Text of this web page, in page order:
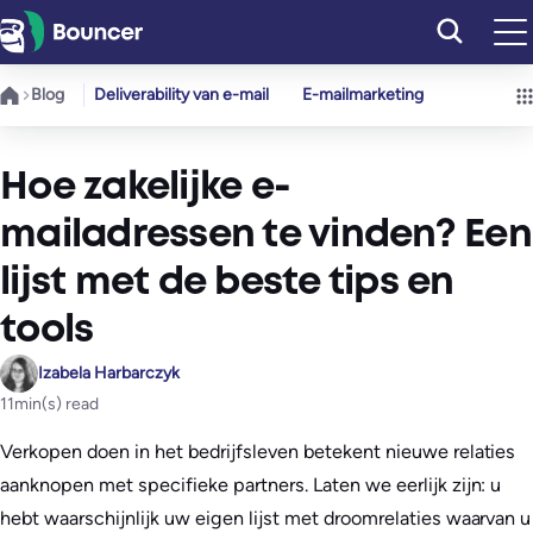
Ga
naar
de
Blog Deliverability van e-mail E-mailmarketing
Hoe zakelijke e-
mailadressen te vinden? Een
lijst met de beste tips en
tools
Izabela Harbarczyk
11min(s) read
Verkopen doen in het bedrijfsleven betekent nieuwe relaties
aanknopen met specifieke partners. Laten we eerlijk zijn: u
hebt waarschijnlijk uw eigen lijst met droomrelaties waarvan u